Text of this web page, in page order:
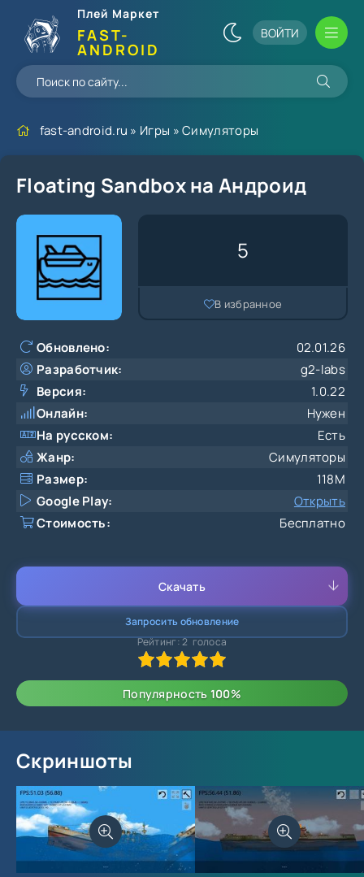
Плей Маркет
FAST-
ANDROID
ВОЙТИ
fast-android.ru » Игры »Симуляторы
Floating Sandbox на Андроид
Обновлено:
02.01.26
Разработчик:
g2-labs
Версия:
1.0.22
Онлайн:
Нужен
На русском:
Есть
Жанр:
Симуляторы
Размер:
118M
Google Play:
Открыть
Стоимость:
Бесплатно
5
В избранное
Скачать
Запросить обновление
3 4 5
Рейтинг:2 голоса
Популярность 100%
Скриншоты